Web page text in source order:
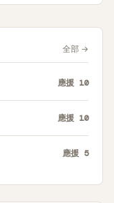
全部 →
應援 10
應援 10
應援 5